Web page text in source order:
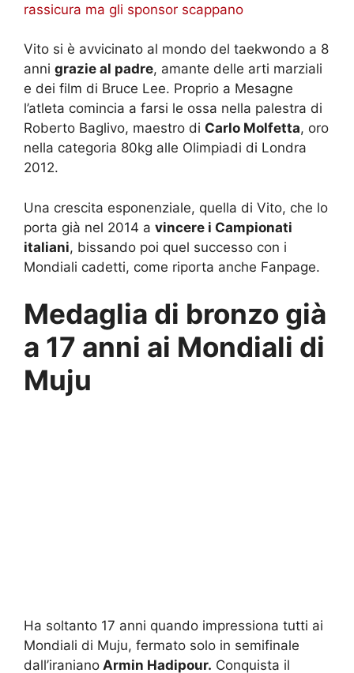
rassicura ma gli sponsor scappano
Vito si è avvicinato al mondo del taekwondo a 8
anni grazie al padre, amante delle arti marziali
e dei film di Bruce Lee. Proprio a Mesagne
l’atleta comincia a farsi le ossa nella palestra di
Roberto Baglivo, maestro di Carlo Molfetta, oro
nella categoria 80kg alle Olimpiadi di Londra
2012.
Una crescita esponenziale, quella di Vito, che lo
porta già nel 2014 a vincere i Campionati
italiani, bissando poi quel successo con i
Mondiali cadetti, come riporta anche Fanpage.
Medaglia di bronzo già
a 17 anni ai Mondiali di
Muju
Ha soltanto 17 anni quando impressiona tutti ai
Mondiali di Muju, fermato solo in semifinale
dall’iraniano Armin Hadipour. Conquista il